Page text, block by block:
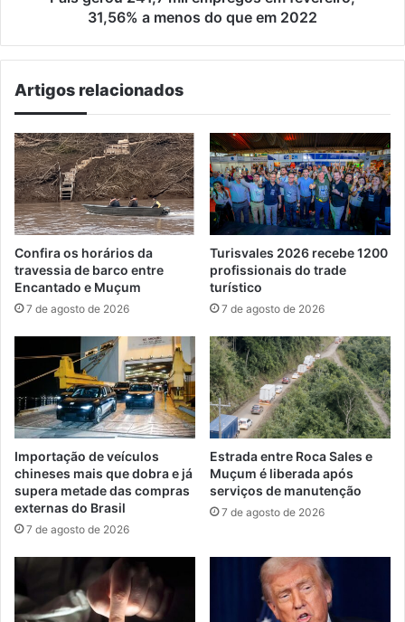
31,56% a menos do que em 2022
Artigos relacionados
Confira os horários da
travessia de barco entre
Encantado e Muçum
7 de agosto de 2026
Turisvales 2026 recebe 1200
profissionais do trade
turístico
7 de agosto de 2026
Importação de veículos
chineses mais que dobra e já
supera metade das compras
externas do Brasil
7 de agosto de 2026
Estrada entre Roca Sales e
Muçum é liberada após
serviços de manutenção
7 de agosto de 2026